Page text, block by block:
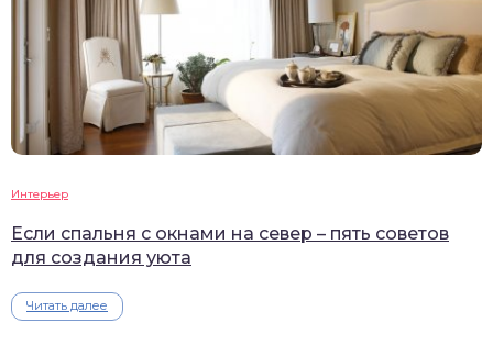
Интерьер
Если спальня с окнами на север – пять советов
для создания уюта
Читать далее